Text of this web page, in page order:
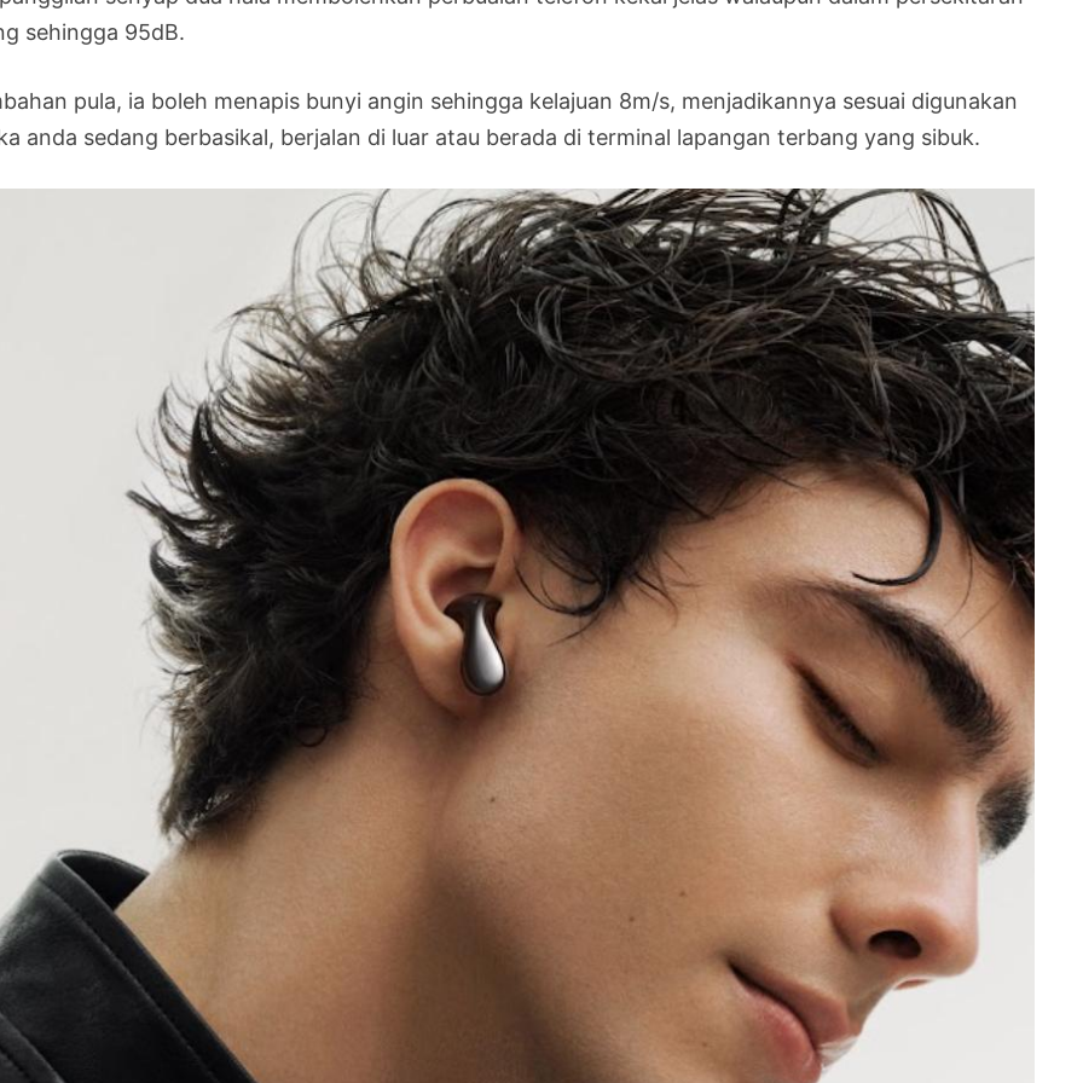
sehingga 95dB.
pula, ia boleh menapis bunyi angin sehingga kelajuan 8m/s, menjadikannya sesuai digunakan
anda sedang berbasikal, berjalan di luar atau berada di terminal lapangan terbang yang sibuk.